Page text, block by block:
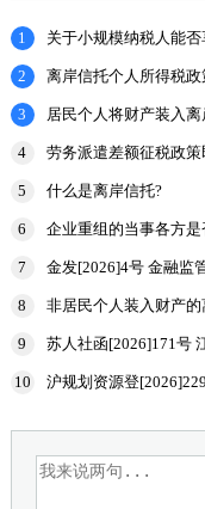
1
关于小规模纳税人能
2
离岸信托个人所得税
3
居民个人将财产装入
申报表和涉
4 劳务派遣差额征税政
5 什么是离岸信托?
6
企业重组的当事各方
7
金发[2026]4号 金融监
8
非居民个人装入财产
规定申报
9
苏人社函[2026]171号
10
沪规划资源登
置